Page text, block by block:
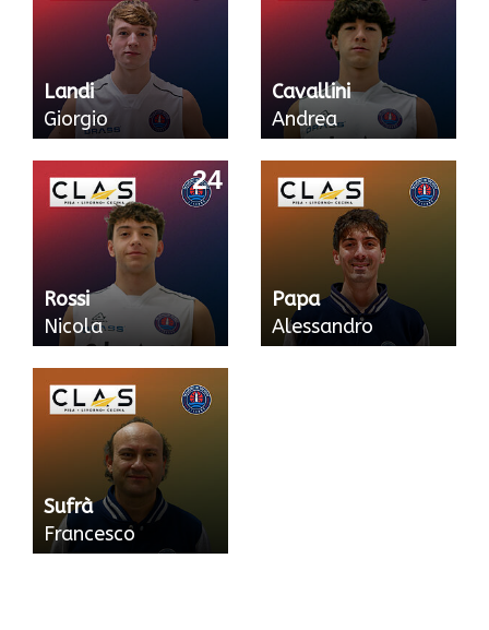
Landi
Giorgio
Cavallini
Andrea
24
Rossi
Nicola
Papa
Alessandro
Sufrà
Francesco